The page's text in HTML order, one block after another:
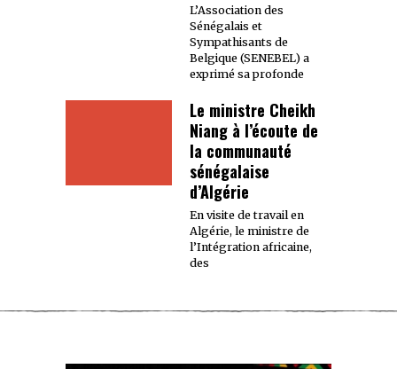
L’Association des
Sénégalais et
Sympathisants de
Belgique (SENEBEL) a
exprimé sa profonde
Le ministre Cheikh
Niang à l’écoute de
la communauté
sénégalaise
d’Algérie
En visite de travail en
Algérie, le ministre de
l’Intégration africaine,
des